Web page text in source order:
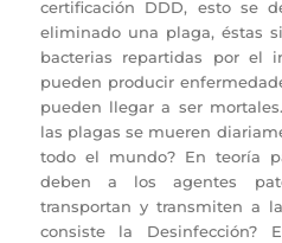
certificación DDD, esto se
eliminado una plaga, éstas
bacterias repartidas por el
pueden producir
pueden llegar a ser
las plagas se mueren
todo el mundo? En teoría
deben a los agentes
transportan y transmiten a
consiste la Desinfección?